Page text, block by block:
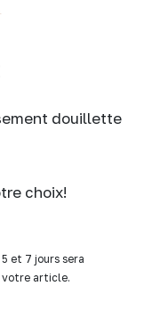
douillette
choix!
et 7 jours sera
votre article.